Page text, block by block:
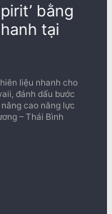
bằng
tại
liệu nhanh cho
đánh dấu bước
cao năng lực
– Thái Bình